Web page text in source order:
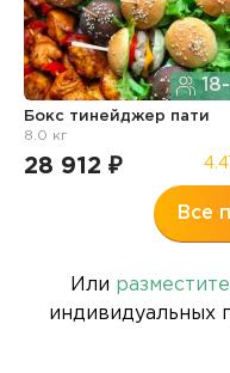
Бокс тинейджер пати
8.0 кг
28 912 ₽
Все
Или
индивидуальных